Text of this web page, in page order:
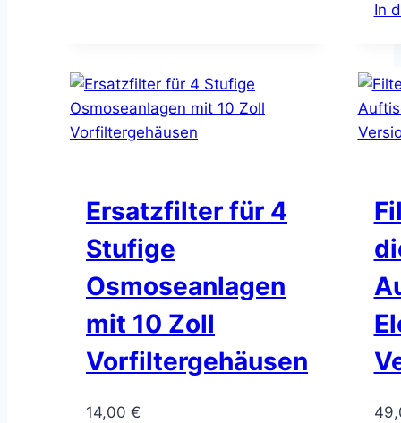
der
werden
In
Ersatzfilter für 4
Stufige
Osmoseanlagen
mit 10 Zoll
Vorfiltergehäusen
14,00 €